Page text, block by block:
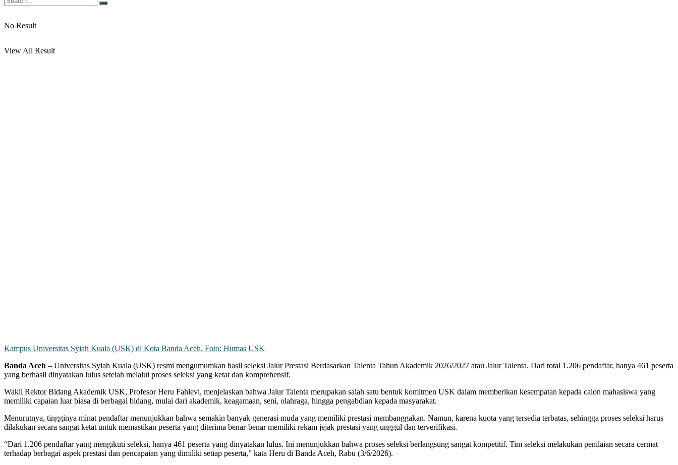
No Result
View All Result
Kampus Universitas Syiah Kuala (USK) di Kota Banda Aceh. Foto: Humas USK
Banda Aceh – Universitas Syiah Kuala (USK) resmi mengumumkan hasil seleksi Jalur Prestasi Berdasarkan Talenta Tahun Akademik 2026/2027 atau Jalur Talenta. Dari total 1.206 pendaftar, hanya 461 peserta
yang berhasil dinyatakan lulus setelah melalui proses seleksi yang ketat dan komprehensif.
Wakil Rektor Bidang Akademik USK, Profesor Heru Fahlevi, menjelaskan bahwa Jalur Talenta merupakan salah satu bentuk komitmen USK dalam memberikan kesempatan kepada calon mahasiswa yang
memiliki capaian luar biasa di berbagai bidang, mulai dari akademik, keagamaan, seni, olahraga, hingga pengabdian kepada masyarakat.
Menurutnya, tingginya minat pendaftar menunjukkan bahwa semakin banyak generasi muda yang memiliki prestasi membanggakan. Namun, karena kuota yang tersedia terbatas, sehingga proses seleksi harus
dilakukan secara sangat ketat untuk memastikan peserta yang diterima benar-benar memiliki rekam jejak prestasi yang unggul dan terverifikasi.
“Dari 1.206 pendaftar yang mengikuti seleksi, hanya 461 peserta yang dinyatakan lulus. Ini menunjukkan bahwa proses seleksi berlangsung sangat kompetitif. Tim seleksi melakukan penilaian secara cermat
terhadap berbagai aspek prestasi dan pencapaian yang dimiliki setiap peserta,” kata Heru di Banda Aceh, Rabu (3/6/2026).